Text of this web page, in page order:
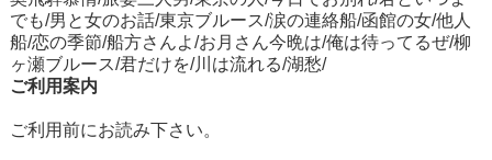
でも/男と女のお話/東京ブルース/涙の連絡船/函館の女/他人
船/恋の季節/船方さんよ/お月さん今晩は/俺は待ってるぜ/柳
ヶ瀬ブルース/君だけを/川は流れる/湖愁/
ご利用案内
ご利用前にお読み下さい。